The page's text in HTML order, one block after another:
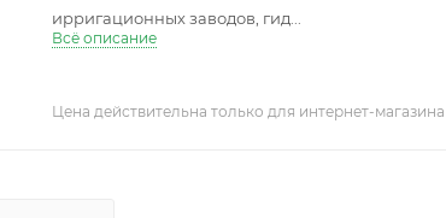
ирригационных заводов, гид...
Всё описание
Цена действительна только для интернет-